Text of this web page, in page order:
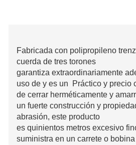
Fabricada con polipropileno
cuerda de tres torones
garantiza extraordinariamente
uso de y es un Práctico y precio
de cerrar herméticamente y
un fuerte construcción y
abrasión, este producto
es quinientos metros excesivo
suministra en un carrete o